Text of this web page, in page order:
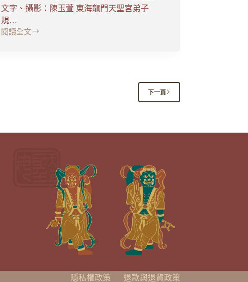
文字、攝影：陳玉萱 東海龍門天聖宮弟子
規…
閱讀全文
兒
果
下一頁
隱私權政策 退款與退貨政策